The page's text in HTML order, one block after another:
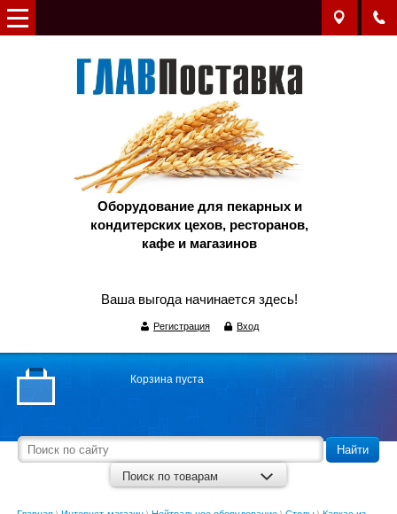
Вход
Регистрация
Оборудование для пекарных и
кондитерских цехов, ресторанов,
кафе и магазинов
Ваша выгода начинается здесь!
Корзина пуста
Найти
Поиск по товарам